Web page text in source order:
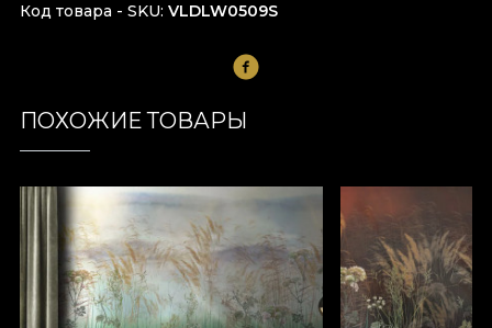
Код товара - SKU VLDLW0509S
ПОХОЖИЕ ТОВАРЫ